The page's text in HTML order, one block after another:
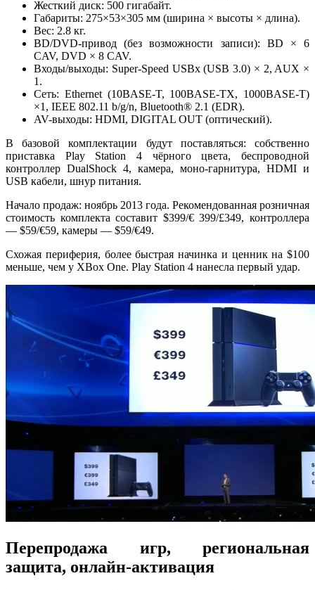
Жесткий диск: 500 гигабайт.
Габариты: 275×53×305 мм (ширина × высоты × длина).
Вес: 2.8 кг.
BD/DVD-привод (без возможности записи): BD × 6
CAV, DVD × 8 CAV.
Входы/выходы: Super-Speed USBx (USB 3.0) × 2, AUX ×
1.
Сеть: Ethernet (10BASE-T, 100BASE-TX, 1000BASE-T)
×1, IEEE 802.11 b/g/n, Bluetooth® 2.1 (EDR).
AV-выходы: HDMI, DIGITAL OUT (оптический).
В базовой комплектации будут поставляться: собственно
приставка Play Station 4 чёрного цвета, беспроводной
контроллер DualShock 4, камера, моно-гарнитура, HDMI и
USB кабели, шнур питания.
Начало продаж: ноябрь 2013 года. Рекомендованная розничная
стоимость комплекта составит $399/€ 399/£349, контроллера
— $59/€59, камеры — $59/€49.
Схожая периферия, более быстрая начинка и ценник на $100
меньше, чем у XBox One. Play Station 4 нанесла первый удар.
Перепродажа игр, региональная
защита, онлайн-активация